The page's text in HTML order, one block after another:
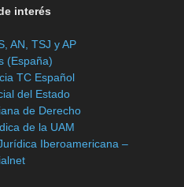
interés
AN, TSJ y AP
(España)
TC Español
del Estado
de Derecho
de la UAM
Iberoamericana –